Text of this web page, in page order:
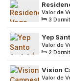
Terreno:
Pronto |
Valor de
Grande
São
3
Sala(s) ,
Terreno:
Yep
varanda
Valor de
Interior
André,
2
Sala(s) ,
2723.00
Vision
| 67
Valor de